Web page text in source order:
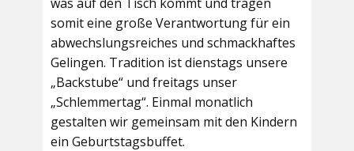
somit eine große Verantwortung für ein
abwechslungsreiches und schmackhaftes
Gelingen. Tradition ist dienstags unsere
„Backstube“ und freitags unser
„Schlemmertag“. Einmal monatlich
gestalten wir gemeinsam mit den Kindern
ein Geburtstagsbuffet.